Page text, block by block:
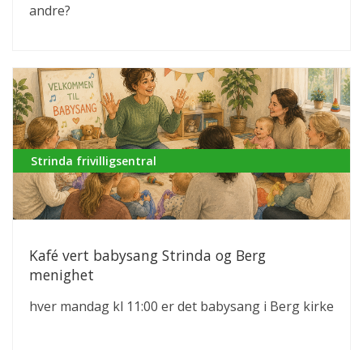
andre?
Strinda frivilligsentral
Kafé vert babysang Strinda og Berg
menighet
hver mandag kl 11:00 er det babysang i Berg kirke